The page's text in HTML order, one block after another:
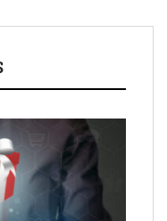
su solución de pagos
alta de autónomo